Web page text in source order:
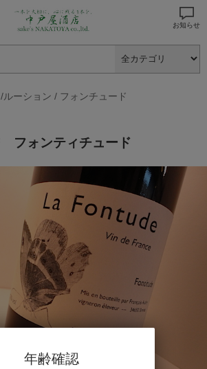
お知らせ
ルーション / フォンチュード
フォンティチュード
年齢確認